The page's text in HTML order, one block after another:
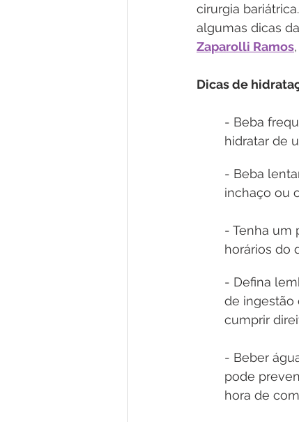
cirurgia
algumas dicas
Zaparolli Ramos
Dicas de
- Beba
hidratar de
- Beba
inchaço ou
- Tenha um
horários do
- Defina
de ingestão
cumprir
- Beber
pode
hora de